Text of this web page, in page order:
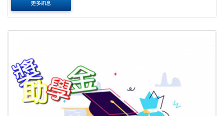
更多訊息